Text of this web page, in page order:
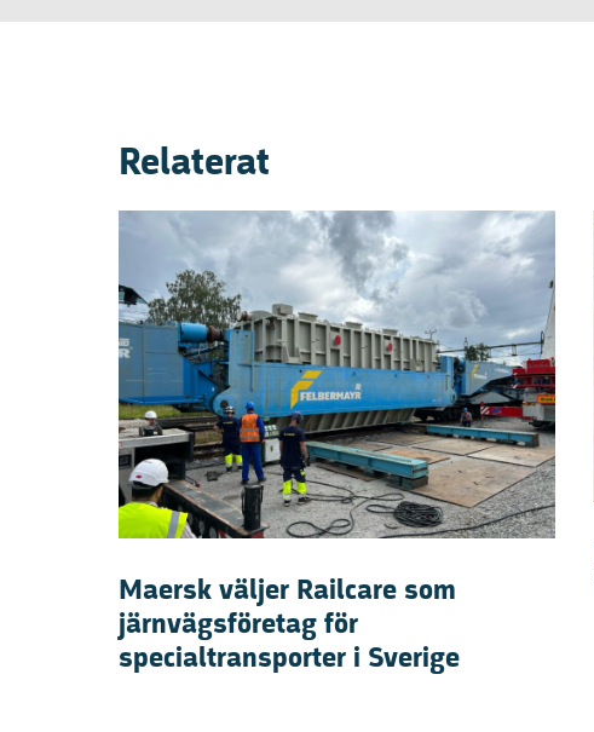
Relaterat
Maersk väljer Railcare som
järnvägsföretag för
specialtransporter i Sverige